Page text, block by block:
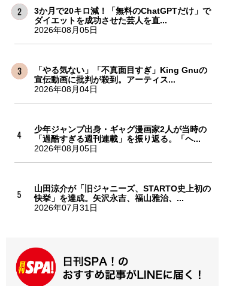
3か月で20キロ減！「無料のChatGPTだけ」で
ダイエットを成功させた芸人を直...
2026年08月05日
「やる気ない」「不真面目すぎ」King Gnuの
宣伝動画に批判が殺到。アーティス...
2026年08月04日
少年ジャンプ出身・ギャグ漫画家2人が当時の
「過酷すぎる週刊連載」を振り返る。「ヘ...
2026年08月05日
山田涼介が「旧ジャニーズ、STARTO史上初の
快挙」を達成。矢沢永吉、福山雅治、...
2026年07月31日